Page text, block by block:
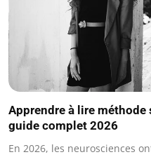
Apprendre à lire
guide complet 2026
En 2026, les neurosciences